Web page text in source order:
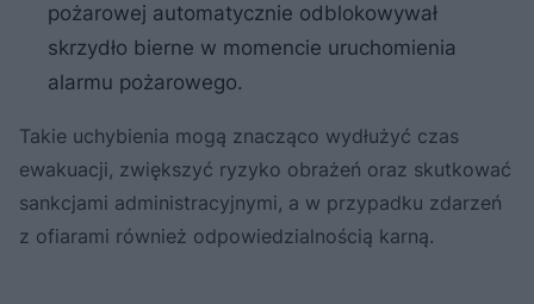
pożarowej automatycznie odblokowywał
skrzydło bierne w momencie uruchomienia
alarmu pożarowego.
Takie uchybienia mogą znacząco wydłużyć czas
ewakuacji, zwiększyć ryzyko obrażeń oraz skutkować
sankcjami administracyjnymi, a w przypadku zdarzeń
z ofiarami również odpowiedzialnością karną.